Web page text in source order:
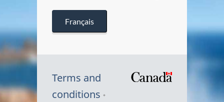
Français
Terms and
conditions
Symbole